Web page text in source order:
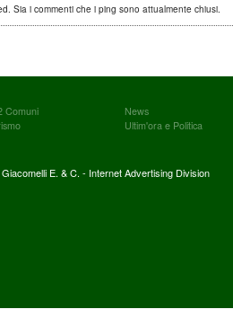
Sia i commenti che i ping sono attualmente chiusi.
Comuni
News
Ultim'ora e Politica
E. & C. - Internet Advertising Division